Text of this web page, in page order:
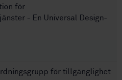
för
- En Universal Design-
för tillgänglighet